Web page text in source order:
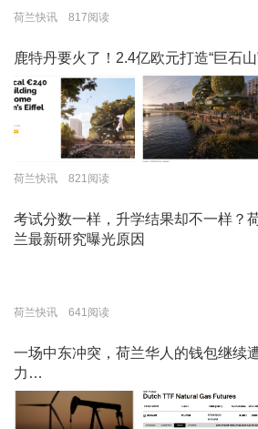
荷兰快讯 817阅读
鹿特丹要火了！2.4亿欧元打造“巨石
荷兰快讯 821阅读
考试分数一样，升学结果却不一样？
兰最新研究曝光原因
荷兰快讯 641阅读
一场中东冲突，荷兰华人的钱包继续
力…